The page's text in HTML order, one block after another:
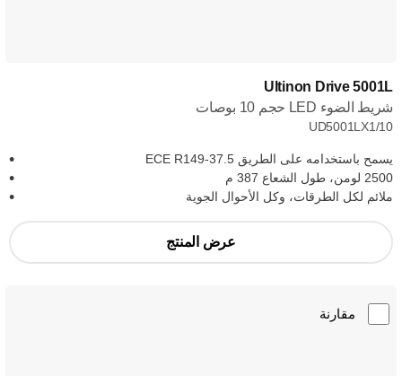
Ultinon Drive 5001L
شريط الضوء LED حجم 10 بوصات
UD5001LX1/10
يسمح باستخدامه على الطريق ECE R149-37.5
2500 لومن، طول الشعاع 387 م
ملائم لكل الطرقات، وكل الأحوال الجوية
عرض المنتج
مقارنة